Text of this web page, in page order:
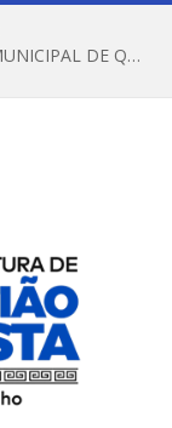
REGULAMENTO DO X CONCURSO INTERMUNICIPAL DE QUADRILHAS JUNINAS – 2026 – ARRAIÁ DA VENEZA